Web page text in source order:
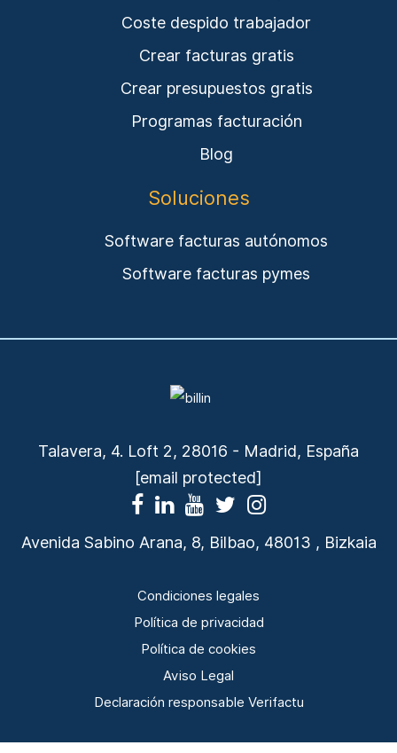
Coste despido trabajador
Crear facturas gratis
Crear presupuestos gratis
Programas facturación
Blog
Soluciones
Software facturas autónomos
Software facturas pymes
Talavera, 4. Loft 2, 28016 - Madrid, España
[email protected]
Avenida Sabino Arana, 8, Bilbao, 48013 , Bizkaia
Condiciones legales
Política de privacidad
Política de cookies
Aviso Legal
Declaración responsable Verifactu